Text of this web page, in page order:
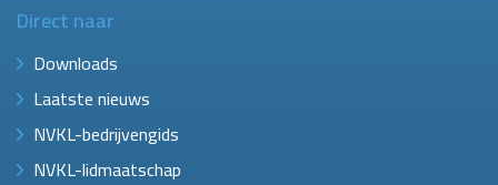
Direct naar
Downloads
Laatste nieuws
NVKL-bedrijvengids
NVKL-lidmaatschap